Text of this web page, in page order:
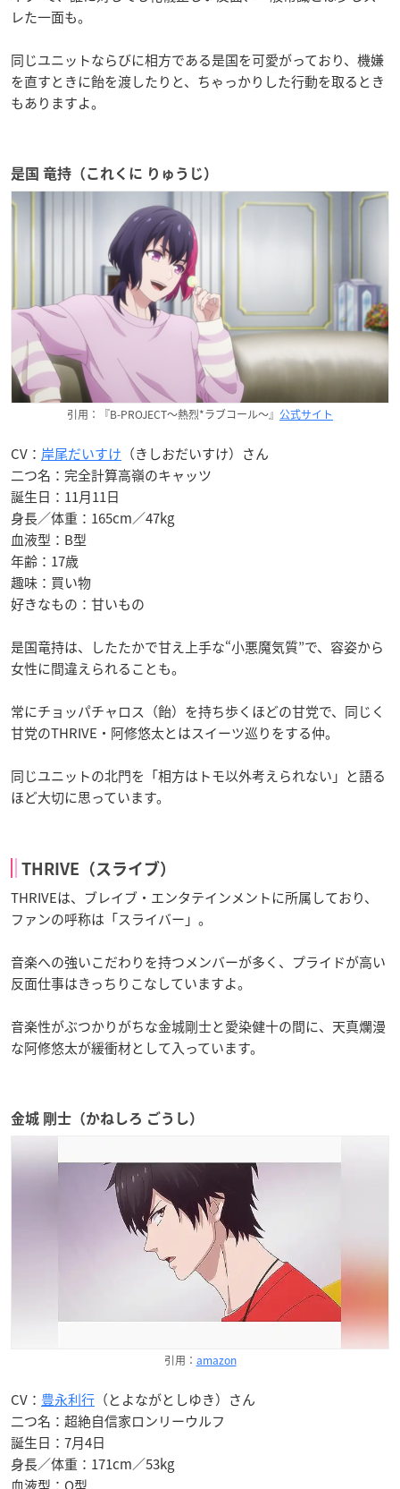
レた一面も。
同じユニットならびに相方である是国を可愛がっており、機嫌
を直すときに飴を渡したりと、ちゃっかりした行動を取るとき
もありますよ。
是国 竜持（これくに りゅうじ）
引用：『B-PROJECT〜熱烈*ラブコール〜』 公式サイト
CV： 岸尾だいすけ （きしおだいすけ）さん
二つ名：完全計算高嶺のキャッツ
誕生日：11月11日
身長／体重：165cm／47kg
血液型：B型
年齢：17歳
趣味：買い物
好きなもの：甘いもの
是国竜持は、したたかで甘え上手な“小悪魔気質”で、容姿から
女性に間違えられることも。
常にチョッパチャロス（飴）を持ち歩くほどの甘党で、同じく
甘党のTHRIVE・阿修悠太とはスイーツ巡りをする仲。
同じユニットの北門を「相方はトモ以外考えられない」と語る
ほど大切に思っています。
THRIVE（スライブ）
THRIVEは、ブレイブ・エンタテインメントに所属しており、
ファンの呼称は「スライバー」。
音楽への強いこだわりを持つメンバーが多く、プライドが高い
反面仕事はきっちりこなしていますよ。
音楽性がぶつかりがちな金城剛士と愛染健十の間に、天真爛漫
な阿修悠太が緩衝材として入っています。
金城 剛士（かねしろ ごうし）
引用： amazon
CV： 豊永利行 （とよながとしゆき）さん
二つ名：超絶自信家ロンリーウルフ
誕生日：7月4日
身長／体重：171cm／53kg